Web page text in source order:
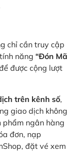
chỉ cần truy cập
năng “Đón Mã
được cộng lượt
trên kênh số,
giao dịch không
phẩm ngân hàng
đơn, nạp
đặt vé xem